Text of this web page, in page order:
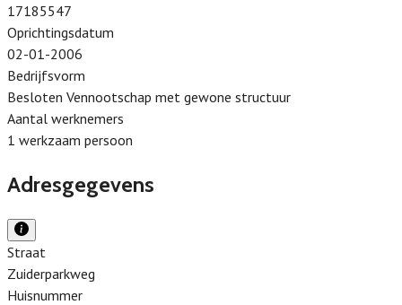
17185547
Oprichtingsdatum
02-01-2006
Bedrijfsvorm
Besloten Vennootschap met gewone structuur
Aantal werknemers
1 werkzaam persoon
Adresgegevens
Straat
Zuiderparkweg
Huisnummer